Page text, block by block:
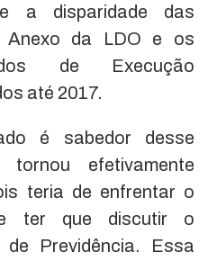
a disparidade das
Anexo da LDO e os
de Execução
até 2017.
é sabedor desse
efetivamente
teria de enfrentar o
ter que discutir o
de Previdência. Essa